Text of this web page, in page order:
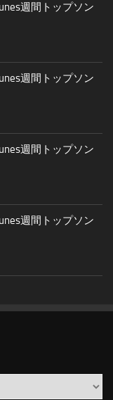
週間トップソン
週間トップソン
週間トップソン
週間トップソン